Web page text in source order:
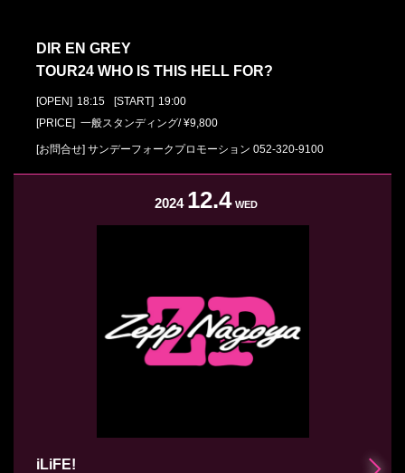
DIR EN GREY
TOUR24 WHO IS THIS HELL FOR?
[OPEN] 18:15 [START] 19:00
[PRICE] 一般スタンディング/ ¥9,800
[お問合せ] サンデーフォークプロモーション 052-320-9100
2024 12.4 WED
iLiFE!